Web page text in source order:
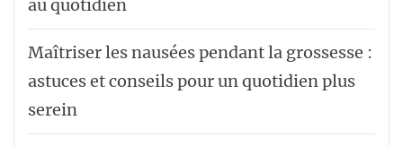
au quotidien
Maîtriser les nausées pendant la grossesse :
astuces et conseils pour un quotidien plus
serein